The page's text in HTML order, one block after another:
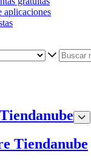
aplicaciones
Tiendanube